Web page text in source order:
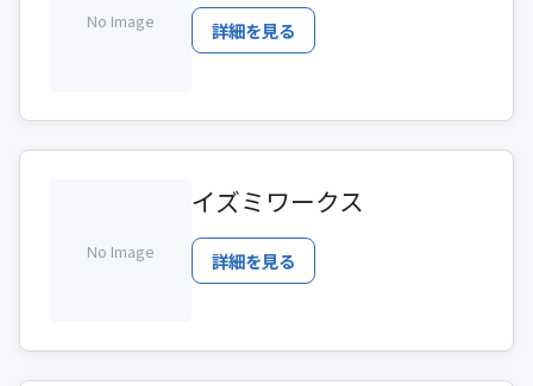
No Image 詳細を見る
No Image
イズミワークス
詳細を見る